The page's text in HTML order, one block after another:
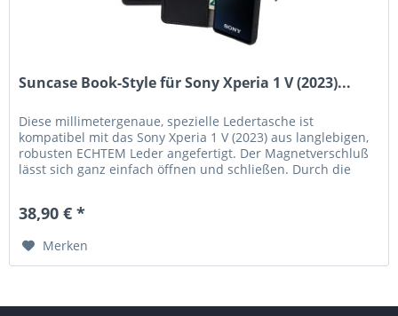
Suncase Book-Style für Sony Xperia 1 V (2023)...
Diese millimetergenaue, spezielle Ledertasche ist
kompatibel mit das Sony Xperia 1 V (2023) aus langlebigen,
robusten ECHTEM Leder angefertigt. Der Magnetverschluß
lässt sich ganz einfach öffnen und schließen. Durch die
38,90 € *
Merken